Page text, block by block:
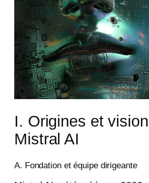
I. Origines et
Mistral AI
A. Fondation et équipe dirigeante